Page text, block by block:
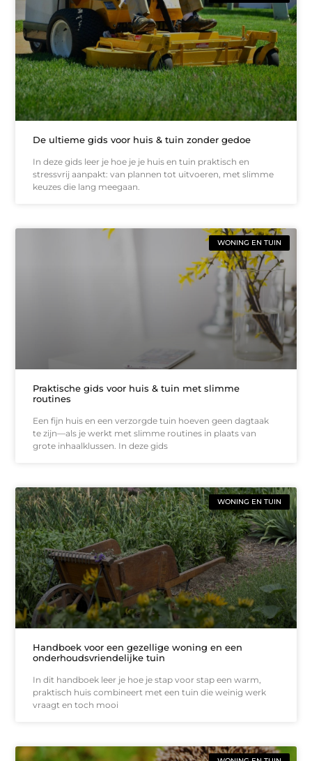
De ultieme gids voor huis & tuin zonder gedoe
In deze gids leer je hoe je je huis en tuin praktisch en
stressvrij aanpakt: van plannen tot uitvoeren, met slimme
keuzes die lang meegaan.
WONING EN TUIN
Praktische gids voor huis & tuin met slimme
routines
Een fijn huis en een verzorgde tuin hoeven geen dagtaak
te zijn—als je werkt met slimme routines in plaats van
grote inhaalklussen. In deze gids
WONING EN TUIN
Handboek voor een gezellige woning en een
onderhoudsvriendelijke tuin
In dit handboek leer je hoe je stap voor stap een warm,
praktisch huis combineert met een tuin die weinig werk
vraagt en toch mooi